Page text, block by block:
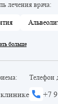
лечения врача:
больше
Телефон
+7